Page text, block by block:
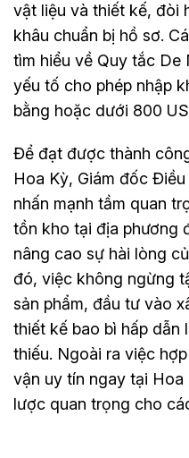
vật liệu và thiết kế, đòi
khâu chuẩn bị hồ sơ.
tìm hiểu về Quy tắc De
yếu tố cho phép nhập
bằng hoặc dưới 800
Để đạt được thành
Hoa Kỳ, Giám đốc
nhấn mạnh tầm quan
tồn kho tại địa phương
nâng cao sự hài lòng
đó, việc không ngừng
sản phẩm, đầu tư vào
thiết kế bao bì hấp dẫn
thiếu. Ngoài ra việc
vận uy tín ngay tại
lược quan trọng cho